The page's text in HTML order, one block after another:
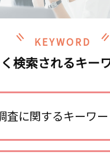
KEYWORD
検索されるキー
査に関するキーワ